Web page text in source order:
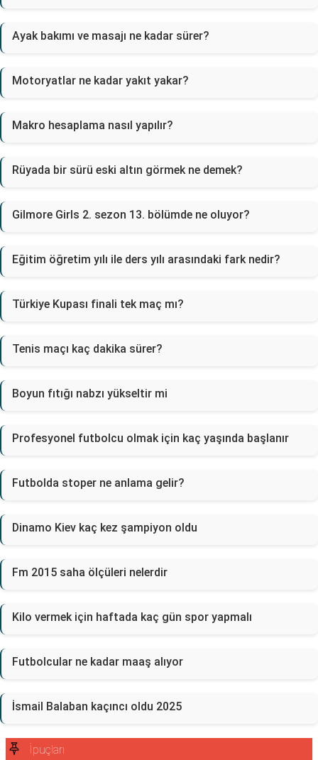
Ayak bakımı ve masajı ne kadar sürer?
Motoryatlar ne kadar yakıt yakar?
Makro hesaplama nasıl yapılır?
Rüyada bir sürü eski altın görmek ne demek?
Gilmore Girls 2. sezon 13. bölümde ne oluyor?
Eğitim öğretim yılı ile ders yılı arasındaki fark nedir?
Türkiye Kupası finali tek maç mı?
Tenis maçı kaç dakika sürer?
Boyun fıtığı nabzı yükseltir mi
Profesyonel futbolcu olmak için kaç yaşında başlanır
Futbolda stoper ne anlama gelir?
Dinamo Kiev kaç kez şampiyon oldu
Fm 2015 saha ölçüleri nelerdir
Kilo vermek için haftada kaç gün spor yapmalı
Futbolcular ne kadar maaş alıyor
İsmail Balaban kaçıncı oldu 2025
İpuçları